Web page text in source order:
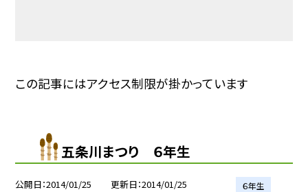
この記事にはアクセス制限が掛かっています
五条川まつり ６年生
公開日 2014/01/25 更新日 2014/01/25 ６年生